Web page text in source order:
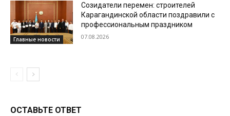
Главные новости
Созидатели перемен: строителей
Карагандинской области поздравили с
профессиональным праздником
07.08.2026
ОСТАВЬТЕ ОТВЕТ